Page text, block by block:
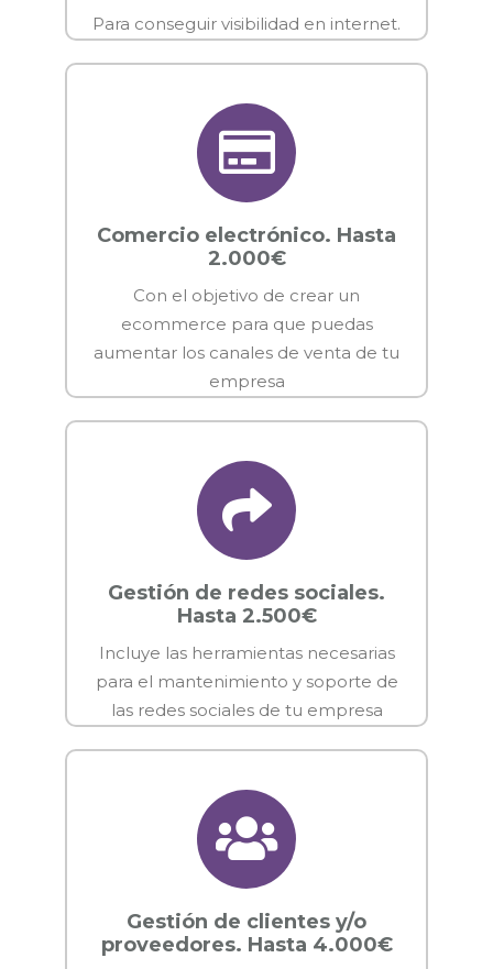
Para conseguir visibilidad en internet.
Comercio electrónico. Hasta
2.000€
Con el objetivo de crear un
ecommerce para que puedas
aumentar los canales de venta de tu
empresa
Gestión de redes sociales.
Hasta 2.500€
Incluye las herramientas necesarias
para el mantenimiento y soporte de
las redes sociales de tu empresa
Gestión de clientes y/o
proveedores. Hasta 4.000€